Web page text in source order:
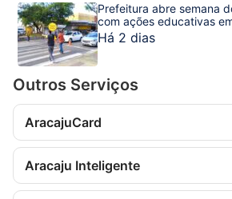
Prefeitura abre semana
com ações educativas
Há 2 dias
Outros Serviços
AracajuCard
Aracaju Inteligente